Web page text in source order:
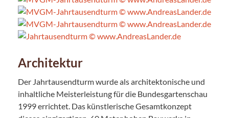
Architektur
Der Jahrtausendturm wurde als architektonische und
inhaltliche Meisterleistung für die Bundesgartenschau
1999 errichtet. Das künstlerische Gesamtkonzept